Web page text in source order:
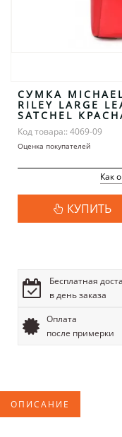
СУМКА
RILEY LARGE
SATCHEL
Код товара:: 4069-09
Оценка покупателей
Как
КУПИТЬ
Бесплатная
в день заказа
Оплата
после примерки
ОПИСАНИЕ